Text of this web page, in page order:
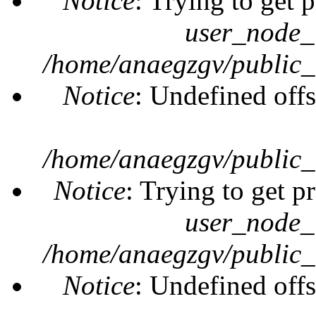
/home/anaegzgv/
Notice: Undefined
/home/anaegzgv/
Notice: Trying to get
/home/anaegzgv/
Notice: Undefined